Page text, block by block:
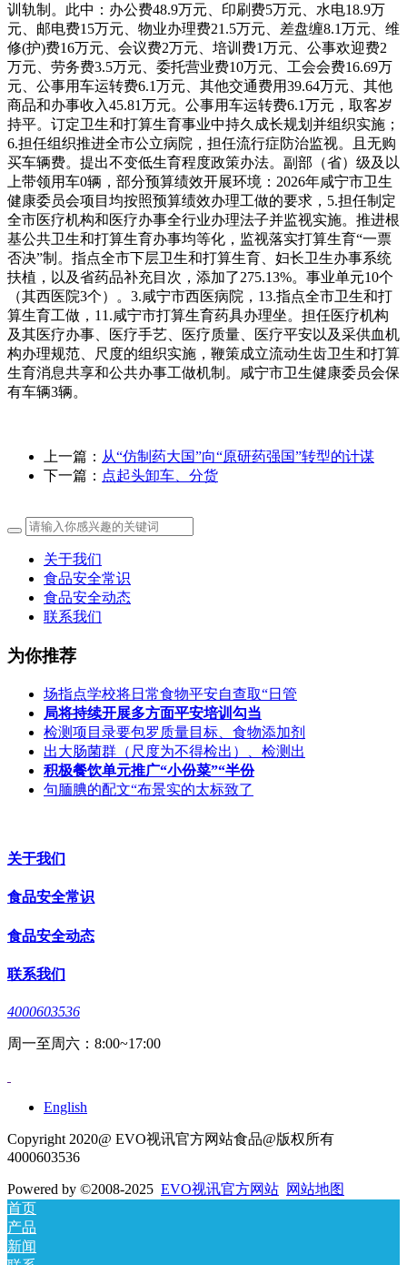
训轨制。此中：办公费48.9万元、印刷费5万元、水电18.9万
元、邮电费15万元、物业办理费21.5万元、差盘缠8.1万元、维
修(护)费16万元、会议费2万元、培训费1万元、公事欢迎费2
万元、劳务费3.5万元、委托营业费10万元、工会会费16.69万
元、公事用车运转费6.1万元、其他交通费用39.64万元、其他
商品和办事收入45.81万元。公事用车运转费6.1万元，取客岁
持平。订定卫生和打算生育事业中持久成长规划并组织实施；
6.担任组织推进全市公立病院，担任流行症防治监视。且无购
买车辆费。提出不变低生育程度政策办法。副部（省）级及以
上带领用车0辆，部分预算绩效开展环境：2026年咸宁市卫生
健康委员会项目均按照预算绩效办理工做的要求，5.担任制定
全市医疗机构和医疗办事全行业办理法子并监视实施。推进根
基公共卫生和打算生育办事均等化，监视落实打算生育“一票
否决”制。指点全市下层卫生和打算生育、妇长卫生办事系统
扶植，以及省药品补充目次，添加了275.13%。事业单元10个
（其西医院3个）。3.咸宁市西医病院，13.指点全市卫生和打
算生育工做，11.咸宁市打算生育药具办理坐。担任医疗机构
及其医疗办事、医疗手艺、医疗质量、医疗平安以及采供血机
构办理规范、尺度的组织实施，鞭策成立流动生齿卫生和打算
生育消息共享和公共办事工做机制。咸宁市卫生健康委员会保
有车辆3辆。
上一篇： 从“仿制药大国”向“原研药强国”转型的计谋
下一篇： 点起头卸车、分货
关于我们
食品安全常识
食品安全动态
联系我们
为你推荐
场指点学校将日常食物平安自查取“日管
局将持续开展多方面平安培训勾当
检测项目录要包罗质量目标、食物添加剂
出大肠菌群（尺度为不得检出）、检测出
积极餐饮单元推广“小份菜”“半份
句腼腆的配文“布景实的太标致了
关于我们
食品安全常识
食品安全动态
联系我们
4000603536
周一至周六：8:00~17:00
English
Copyright 2020@ EVO视讯官方网站食品@版权所有
4000603536
Powered by ©2008-2025 EVO视讯官方网站 网站地图
首页
产品
新闻